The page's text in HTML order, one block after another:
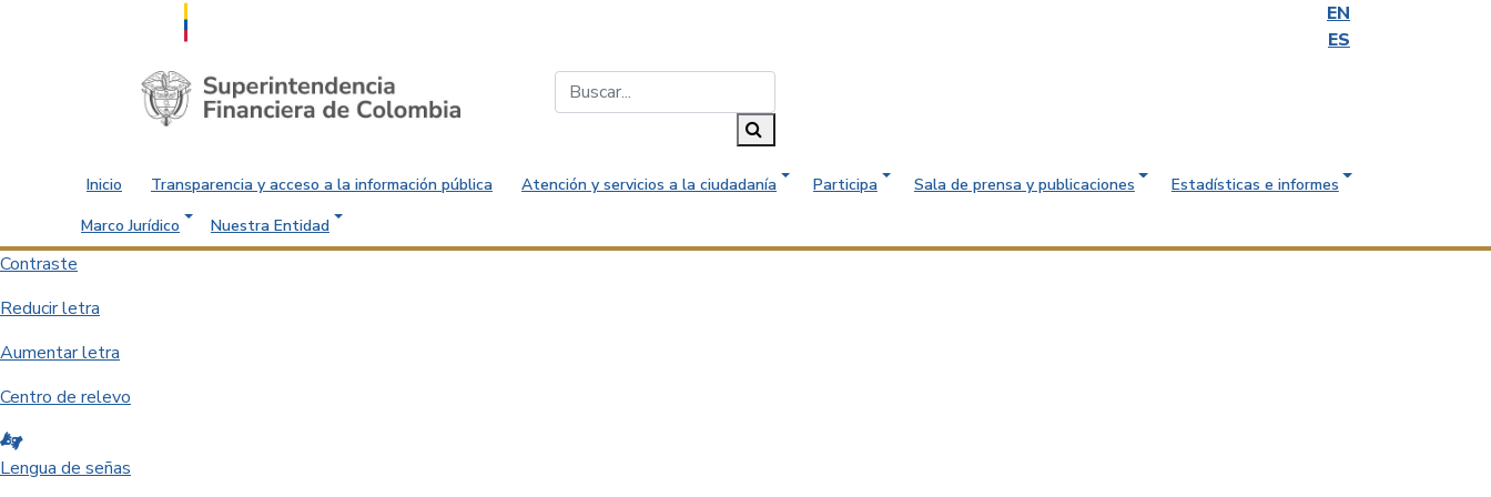
EN
ES
Saltar al contenido principal
Inicio Transparencia y acceso a la información pública Atención y servicios a la ciudadanía Participa Sala de prensa y publicaciones
Estadísticas e informes
Marco Jurídico
Nuestra Entidad
Contraste
Reducir letra
Aumentar letra
Centro de relevo
Lengua de señas